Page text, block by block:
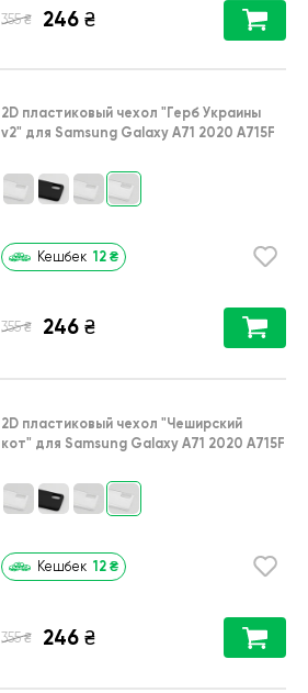
355 ₴ 246 ₴
2D пластиковый чехол "Герб Украины
v2" для Samsung Galaxy A71 2020 A715F
Кешбек 12 ₴
355 ₴ 246 ₴
2D пластиковый чехол "Чеширский
кот" для Samsung Galaxy A71 2020 A715F
Кешбек 12 ₴
355 ₴ 246 ₴